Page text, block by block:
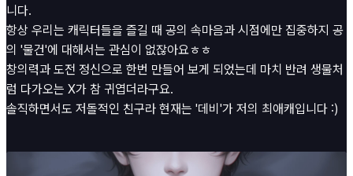
니다.
항상 우리는 캐릭터들을 즐길 때 공의 속마음과 시점에만 집중하지 공
의 '물건'에 대해서는 관심이 없잖아요ㅎㅎ
창의력과 도전 정신으로 한번 만들어 보게 되었는데 마치 반려 생물처
럼 다가오는 X가 참 귀엽더라구요.
솔직하면서도 저돌적인 친구라 현재는 '데비'가 저의 최애캐입니다 :)